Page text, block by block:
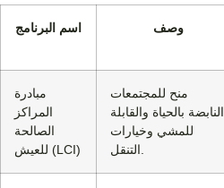
اسم البرنامج وصف
مبادرة
المراكز
الصالحة
للعيش (LCI)
منح للمجتمعات
النابضة بالحياة والقابلة
للمشي وخيارات
التنقل.